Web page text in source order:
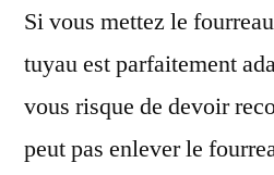
Si vous mettez le
tuyau est parfaitement
vous risque de devoir
peut pas enlever le